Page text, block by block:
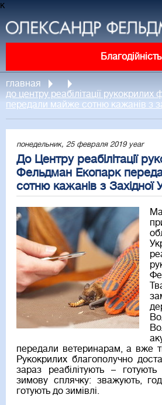
к
Благодійність
главная
до центру реабілітації
передали майже сотню кажанів з
понедельник, 25 февраля 2019 year
До Центру реабілітації
Фельдман Екопарк
сотню кажанів з Західної
передали ветеринарам, а вже
Рукокрилих благополучно
зараз реабілітують –
зимову сплячку: зважують,
готують до зимівлі.